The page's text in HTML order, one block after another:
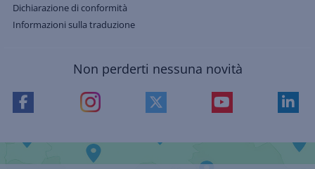
Dichiarazione di conformità
Informazioni sulla traduzione
Non perderti nessuna novità